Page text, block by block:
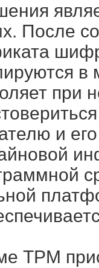
После
при
и
TPM